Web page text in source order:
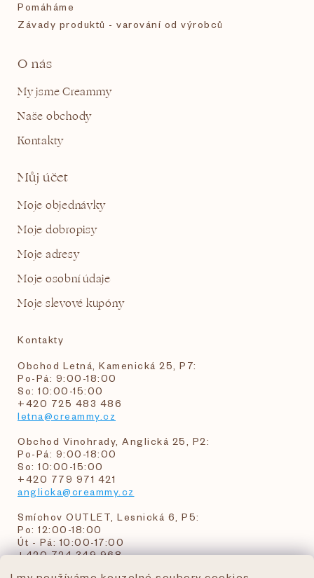
Pomáháme
Závady produktů - varování od výrobců
O nás
My jsme Creammy
Naše obchody
Kontakty
Můj účet
Moje objednávky
Moje dobropisy
Moje adresy
Moje osobní údaje
Moje slevové kupóny
Kontakty
Obchod Letná, Kamenická 25, P7:
Po-Pá: 9:00-18:00
So: 10:00-15:00
+420 725 483 486
letna@creammy.cz
Obchod Vinohrady, Anglická 25, P2:
Po-Pá: 9:00-18:00
So: 10:00-15:00
+420 779 971 421
anglicka@creammy.cz
Smíchov OUTLET, Lesnická 6, P5:
Po: 12:00-18:00
Út - Pá: 10:00-17:00
+420 724 349 968